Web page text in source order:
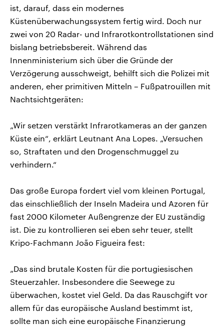
ist, darauf, dass ein modernes
Küstenüberwachungssystem fertig wird. Doch nur
zwei von 20 Radar- und Infrarotkontrollstationen sind
bislang betriebsbereit. Während das
Innenministerium sich über die Gründe der
Verzögerung ausschweigt, behilft sich die Polizei mit
anderen, eher primitiven Mitteln – Fußpatrouillen mit
Nachtsichtgeräten:
„Wir setzen verstärkt Infrarotkameras an der ganzen
Küste ein“, erklärt Leutnant Ana Lopes. „Versuchen
so, Straftaten und den Drogenschmuggel zu
verhindern.“
Das große Europa fordert viel vom kleinen Portugal,
das einschließlich der Inseln Madeira und Azoren für
fast 2000 Kilometer Außengrenze der EU zuständig
ist. Die zu kontrollieren sei eben sehr teuer, stellt
Kripo-Fachmann João Figueira fest:
„Das sind brutale Kosten für die portugiesischen
Steuerzahler. Insbesondere die Seewege zu
überwachen, kostet viel Geld. Da das Rauschgift vor
allem für das europäische Ausland bestimmt ist,
sollte man sich eine europäische Finanzierung